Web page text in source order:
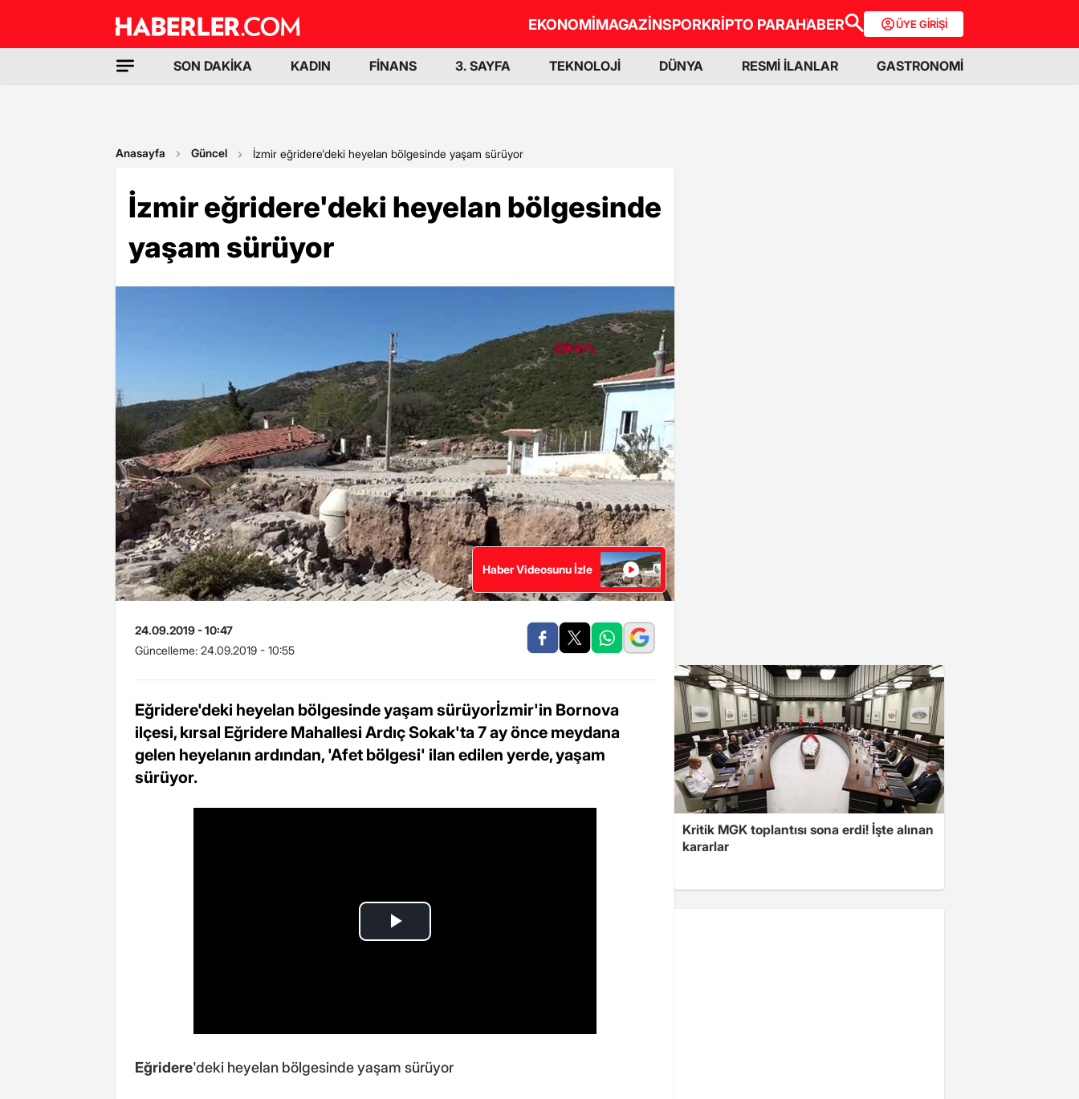
EKONOMİMAGAZİNSPORKRİPTO PARAHABER ÜYE GİRİŞİ
SON DAKİKA KADIN FİNANS 3. SAYFA TEKNOLOJİ DÜNYA RESMİ İLANLAR GASTRONOMİ
Anasayfa Güncel İzmir eğridere'deki heyelan bölgesinde yaşam sürüyor
İzmir eğridere'deki heyelan bölgesinde
yaşam sürüyor
Haber Videosunu İzle
24.09.2019 - 10:47
Güncelleme: 24.09.2019 - 10:55
Eğridere'deki heyelan bölgesinde yaşam sürüyorİzmir'in Bornova
ilçesi, kırsal Eğridere Mahallesi Ardıç Sokak'ta 7 ay önce meydana
gelen heyelanın ardından, 'Afet bölgesi' ilan edilen yerde, yaşam
sürüyor.
Eğridere'deki heyelan bölgesinde yaşam sürüyor
Kritik MGK toplantısı sona erdi! İşte alınan
kararlar